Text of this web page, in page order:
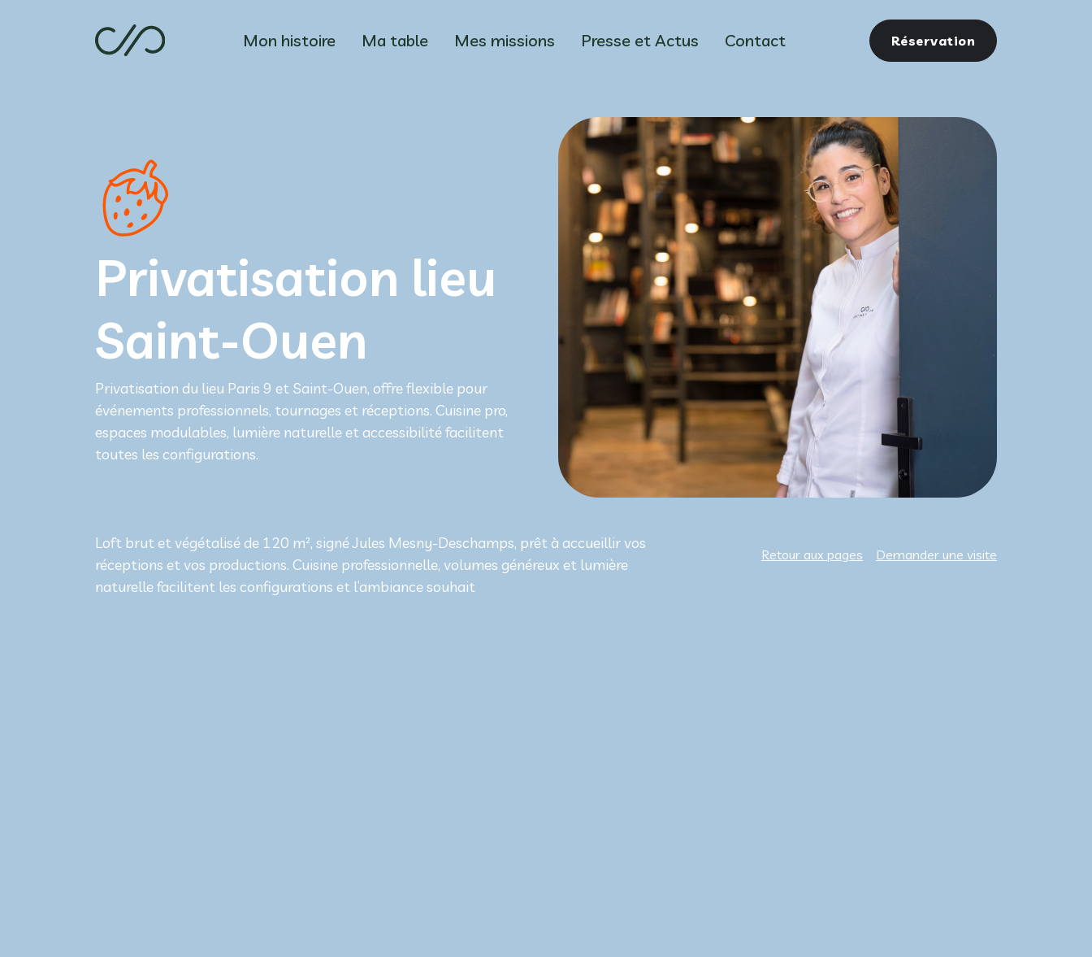
Mon histoire Ma table Mes missions Presse et Actus Contact Réservation
Privatisation lieu
Saint-Ouen
Privatisation du lieu Paris 9 et Saint-Ouen, offre flexible pour
événements professionnels, tournages et réceptions. Cuisine pro,
espaces modulables, lumière naturelle et accessibilité facilitent
toutes les configurations.
Loft brut et végétalisé de 120 m², signé Jules Mesny-Deschamps, prêt à accueillir vos
réceptions et vos productions. Cuisine professionnelle, volumes généreux et lumière
naturelle facilitent les configurations et l’ambiance souhait
Retour aux pages Demander une visite